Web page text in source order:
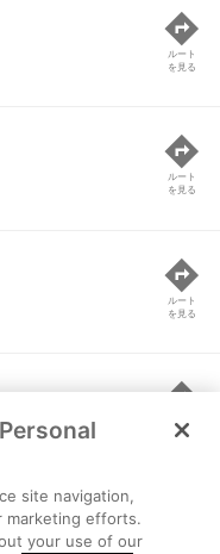
ルート
を見る
ルート
を見る
ルート
を見る
ルート
を見る
site navigation,
marketing efforts.
your use of our